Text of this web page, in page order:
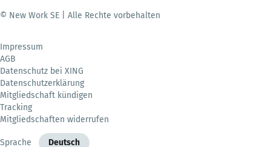
© New Work SE | Alle Rechte vorbehalten
Impressum
AGB
Datenschutz bei XING
Datenschutzerklärung
Mitgliedschaft kündigen
Tracking
Mitgliedschaften widerrufen
Sprache Deutsch